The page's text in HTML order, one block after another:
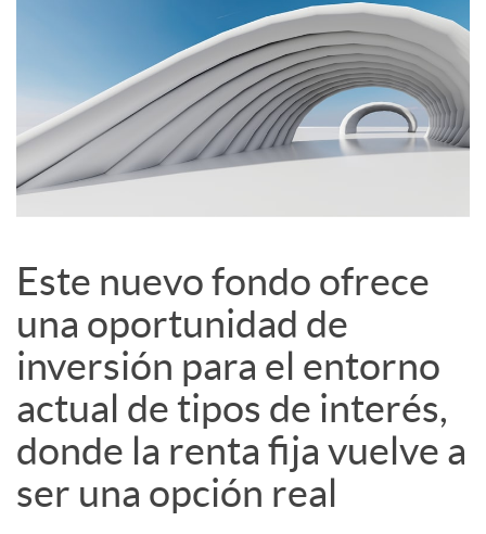
c
i
a
l
e
s
Este nuevo fondo ofrece
una oportunidad de
inversión para el entorno
actual de tipos de interés,
donde la renta fija vuelve a
ser una opción real